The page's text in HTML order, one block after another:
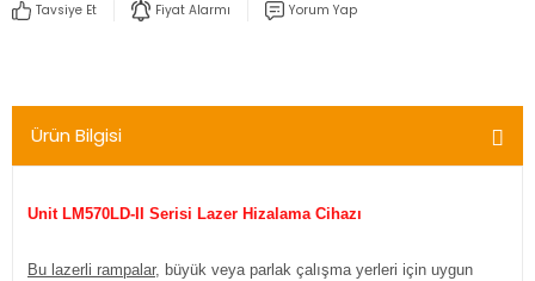
Tavsiye Et Fiyat Alarmı Yorum Yap
Ürün Bilgisi
Unit LM570LD-II Serisi Lazer Hizalama Cihazı
Bu lazerli rampalar, büyük veya parlak çalışma yerleri için uygun